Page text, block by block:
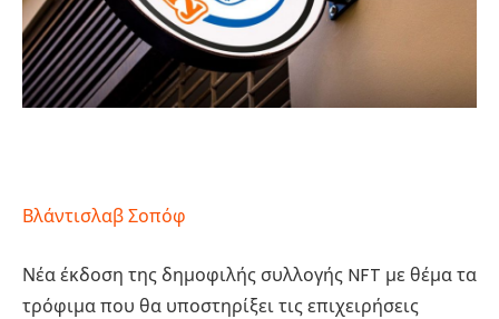
Βλάντισλαβ Σοπόφ
Νέα έκδοση της δημοφιλής συλλογής NFT με θέμα τα
τρόφιμα που θα υποστηρίξει τις επιχειρήσεις